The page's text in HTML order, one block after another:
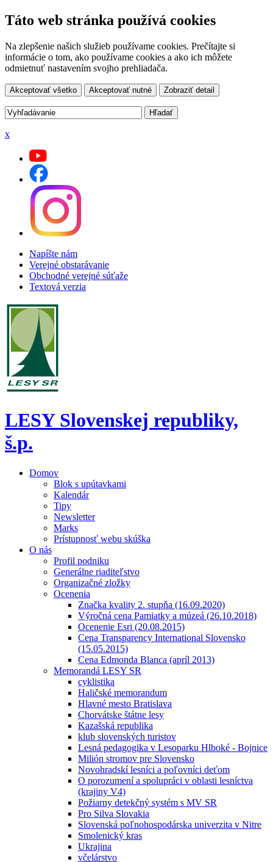
Táto web stránka používá cookies
Na zlepšenie našich služieb používame cookies. Prečítajte si
informácie o tom, ako používame cookies a ako ich môžete
odmietnuť nastavením svojho prehliadača.
Akceptovať všetko Akceptovať nutné Zobraziť detail
x
Napíšte nám
Verejné obstarávanie
Obchodné verejné súťaže
Textová verzia
LESY Slovenskej republiky,
š.p.
Domov
Blok s upútavkami
Kalendár
Tipy
Newsletter
Marks
Prístupnosť webu skúška
O nás
Profil podniku
Generálne riaditeľstvo
Organizačné zložky
Ocenenia
Značka kvality 2. stupňa (16.09.2020)
Výročná cena Pamiatky a múzeá (26.10.2018)
Ocenenie Esri (20.08.2015)
Cena Transparency International Slovensko
(15.05.2015)
Cena Edmonda Blanca (apríl 2013)
Memorandá LESY SR
cyklistika
Haličské memorandum
Hlavné mesto Bratislava
Chorvátske štátne lesy
Kazašská republika
klub slovenských turistov
Lesná pedagogika v Lesoparku Hlboké - Bojnice
Milión stromov pre Slovensko
Novohradskí lesníci a poľovníci deťom
O porozumení a spolupráci v oblasti lesníctva
(krajiny V4)
Požiarny detekčný systém s MV SR
Pro Silva Slovakia
Slovenská poľnohospodárska univerzita v Nitre
Smolenický kras
Ukrajina
včelárstvo